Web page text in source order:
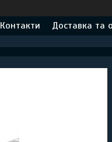
Контакти Доставка та